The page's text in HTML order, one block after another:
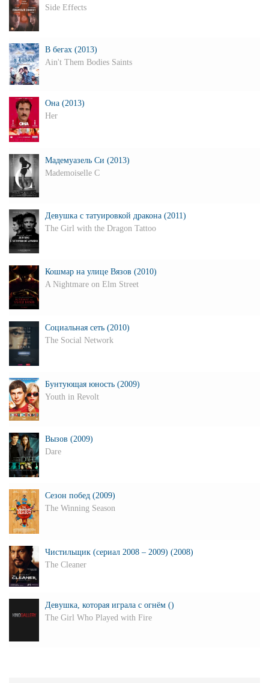
Side Effects
В бегах (2013)
Ain't Them Bodies Saints
Она (2013)
Her
Мадемуазель Си (2013)
Mademoiselle C
Девушка с татуировкой дракона (2011)
The Girl with the Dragon Tattoo
Кошмар на улице Вязов (2010)
A Nightmare on Elm Street
Социальная сеть (2010)
The Social Network
Бунтующая юность (2009)
Youth in Revolt
Вызов (2009)
Dare
Сезон побед (2009)
The Winning Season
Чистильщик (сериал 2008 – 2009) (2008)
The Cleaner
Девушка, которая играла с огнём ()
The Girl Who Played with Fire